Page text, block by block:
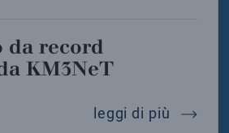
KM3NeT
leggi di più il